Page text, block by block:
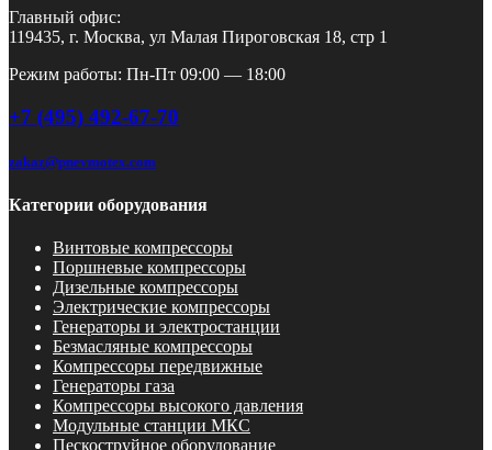
Главный офис:
119435, г. Москва, ул Малая Пироговская 18, стр 1
Режим работы: Пн-Пт 09:00 — 18:00
+7 (495) 492-67-70
zakaz@pnevmotex.com
Категории оборудования
Винтовые компрессоры
Поршневые компрессоры
Дизельные компрессоры
Электрические компрессоры
Генераторы и электростанции
Безмасляные компрессоры
Компрессоры передвижные
Генераторы газа
Компрессоры высокого давления
Модульные станции МКС
Пескоструйное оборудование